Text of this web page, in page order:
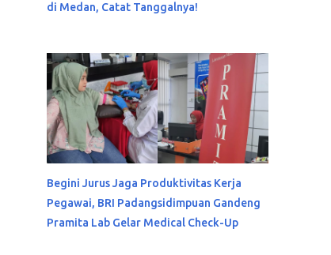
di Medan, Catat Tanggalnya!
Begini Jurus Jaga Produktivitas Kerja
Pegawai, BRI Padangsidimpuan Gandeng
Pramita Lab Gelar Medical Check-Up